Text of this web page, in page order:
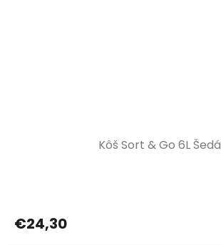
Kôš Sort & Go 6L Šedá
€24,30